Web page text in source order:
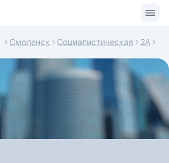
Смоленск Социалистическая 2А